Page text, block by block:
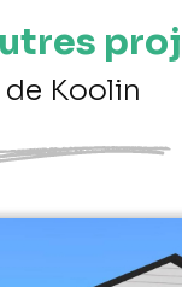
de Koolin